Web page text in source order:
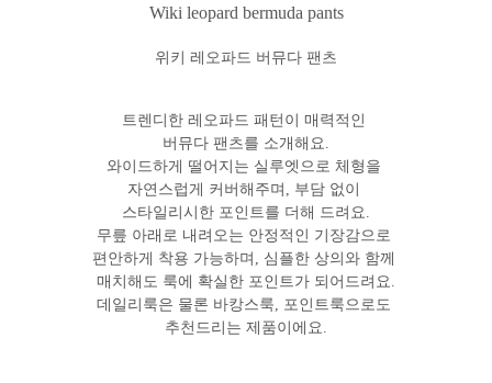
Wiki leopard bermuda pants
위키 레오파드 버뮤다 팬츠
트렌디한 레오파드 패턴이 매력적인
버뮤다 팬츠를 소개해요.
와이드하게 떨어지는 실루엣으로 체형을
자연스럽게 커버해주며, 부담 없이
스타일리시한 포인트를 더해 드려요.
무릎 아래로 내려오는 안정적인 기장감으로
편안하게 착용 가능하며, 심플한 상의와 함께
매치해도 룩에 확실한 포인트가 되어드려요.
데일리룩은 물론 바캉스룩, 포인트룩으로도
추천드리는 제품이에요.